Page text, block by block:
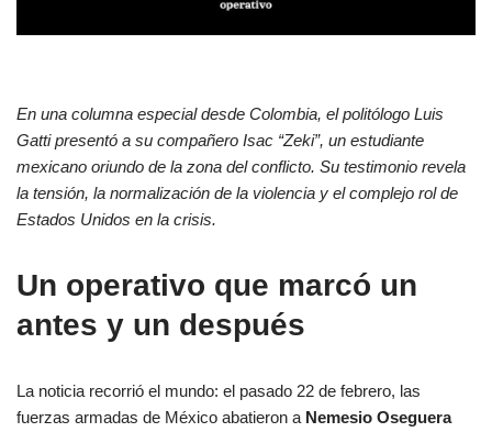
En una columna especial desde Colombia, el politólogo Luis
Gatti presentó a su compañero Isac “Zeki”, un estudiante
mexicano oriundo de la zona del conflicto. Su testimonio revela
la tensión, la normalización de la violencia y el complejo rol de
Estados Unidos en la crisis.
Un operativo que marcó un
antes y un después
La noticia recorrió el mundo: el pasado 22 de febrero, las
fuerzas armadas de México abatieron a Nemesio Oseguera